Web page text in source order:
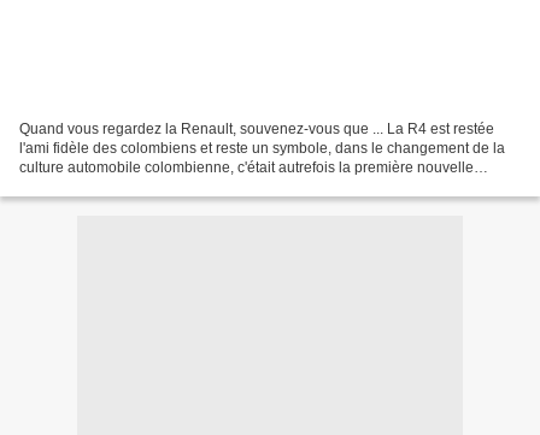
Quand vous regardez la Renault, souvenez-vous que ... La R4 est restée
l'ami fidèle des colombiens et reste un symbole, dans le changement de la
culture automobile colombienne, c'était autrefois la première nouvelle